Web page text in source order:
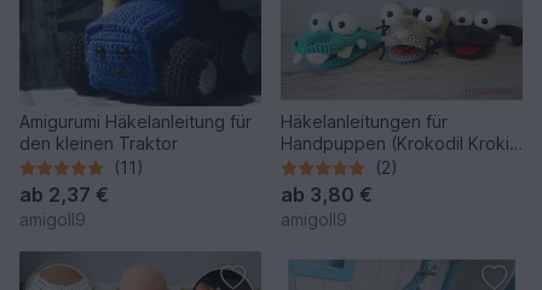
Amigurumi Häkelanleitung für
den kleinen Traktor
(11)
ab 2,37 €
amigoll9
Häkelanleitungen für
Handpuppen (Krokodil Kroki,
Katze Molly & Hund Bello)
(2)
ab 3,80 €
amigoll9